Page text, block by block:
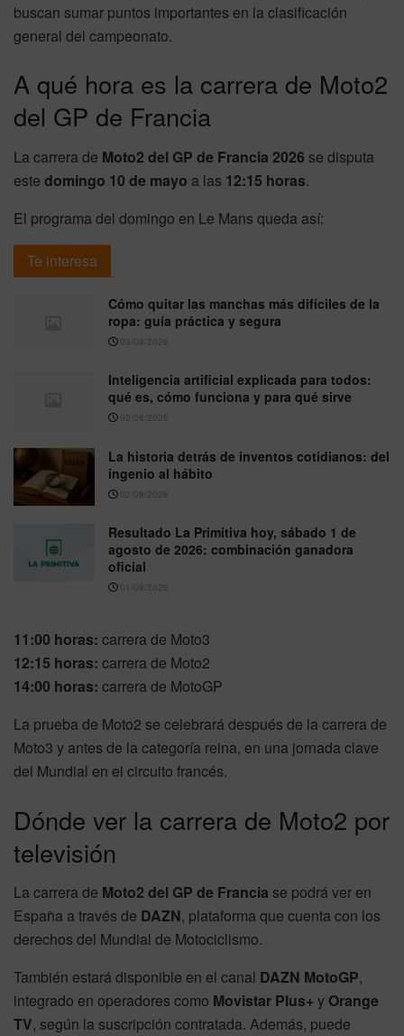
buscan sumar puntos importantes en la clasificación
general del campeonato.
A qué hora es la carrera de Moto2
del GP de Francia
La carrera de Moto2 del GP de Francia 2026 se disputa
este domingo 10 de mayo a las 12:15 horas.
El programa del domingo en Le Mans queda así:
Te interesa
Cómo quitar las manchas más difíciles de la
ropa: guía práctica y segura
03/08/2026
Inteligencia artificial explicada para todos:
qué es, cómo funciona y para qué sirve
02/08/2026
La historia detrás de inventos cotidianos: del
ingenio al hábito
02/08/2026
Resultado La Primitiva hoy, sábado 1 de
agosto de 2026: combinación ganadora
oficial
01/08/2026
11:00 horas: carrera de Moto3
12:15 horas: carrera de Moto2
14:00 horas: carrera de MotoGP
La prueba de Moto2 se celebrará después de la carrera de
Moto3 y antes de la categoría reina, en una jornada clave
del Mundial en el circuito francés.
Dónde ver la carrera de Moto2 por
televisión
La carrera de Moto2 del GP de Francia se podrá ver en
España a través de DAZN, plataforma que cuenta con los
derechos del Mundial de Motociclismo.
También estará disponible en el canal DAZN MotoGP,
integrado en operadores como Movistar Plus+ y Orange
TV, según la suscripción contratada. Además, puede